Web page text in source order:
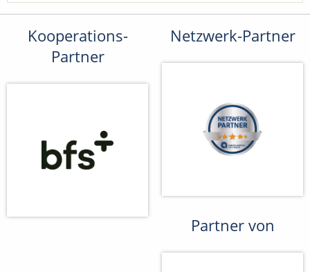
Kooperations-
Partner
Netzwerk-Partner
Partner von